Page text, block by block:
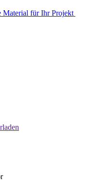
Material für Ihr Projekt